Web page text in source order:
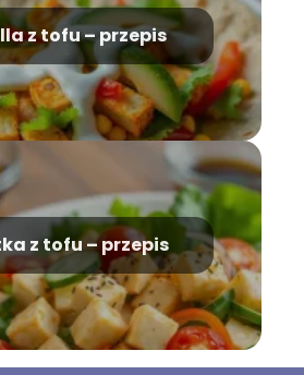
z tofu – przepis
z tofu – przepis